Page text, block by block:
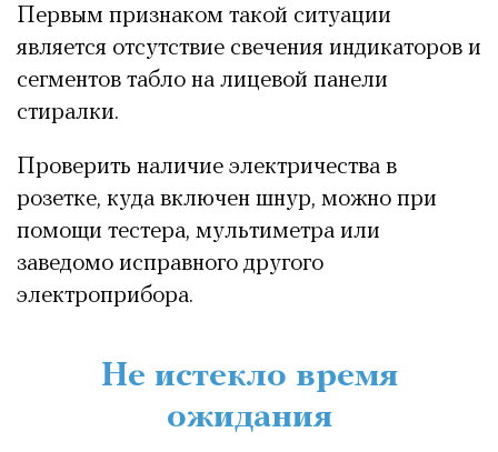
Первым признаком такой ситуации
является отсутствие свечения индикаторов и
сегментов табло на лицевой панели
стиралки.
Проверить наличие электричества в
розетке, куда включен шнур, можно при
помощи тестера, мультиметра или
заведомо исправного другого
электроприбора.
Не истекло время
ожидания